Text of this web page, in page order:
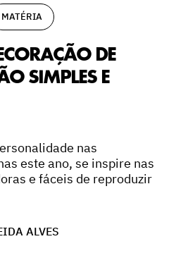
MATÉRIA
DE
SIMPLES E
nas
este ano, se inspire nas
e fáceis de reproduzir
ALVES